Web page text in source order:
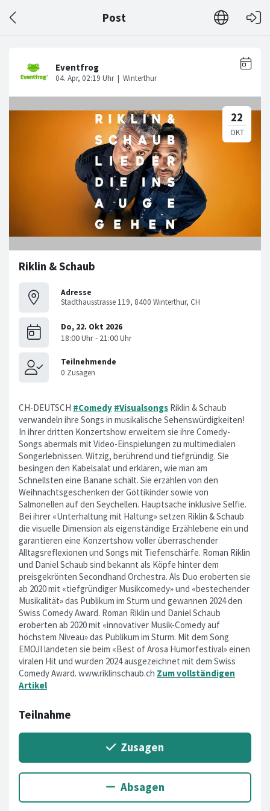
Post
Riklin & Schaub
Adresse
Stadthausstrasse 119, 8400 Winterthur, CH
CH-DEUTSCH #Comedy #Visualsongs Riklin & Schaub
verwandeln ihre Songs in musikalische Sehenswürdigkeiten!
In ihrer dritten Konzertshow erweitern sie ihre Comedy-
Songs abermals mit Video-Einspielungen zu multimedialen
Songerlebnissen. Witzig, berührend und tiefgründig. Sie
besingen den Kabelsalat und erklären, wie man am
Schnellsten eine Banane schält. Sie erzählen von den
Weihnachtsgeschenken der Göttikinder sowie von
Salmonellen auf den Seychellen. Hauptsache inklusive Selfie.
Bei ihrer «Unterhaltung mit Haltung» setzen Riklin & Schaub
die visuelle Dimension als eigenständige Erzählebene ein und
garantieren eine Konzertshow voller überraschender
Alltagsreflexionen und Songs mit Tiefenschärfe. Roman Riklin
und Daniel Schaub sind bekannt als Köpfe hinter dem
preisgekrönten Secondhand Orchestra. Als Duo eroberten sie
ab 2020 mit «tiefgründiger Musikcomedy» und «bestechender
Musikalität» das Publikum im Sturm und gewannen 2024 den
Swiss Comedy Award. Roman Riklin und Daniel Schaub
eroberten ab 2020 mit «innovativer Musik-Comedy auf
höchstem Niveau» das Publikum im Sturm. Mit dem Song
EMOJI landeten sie beim «Best of Arosa Humorfestival» einen
viralen Hit und wurden 2024 ausgezeichnet mit dem Swiss
Comedy Award. www.riklinschaub.ch Zum vollständigen
Artikel